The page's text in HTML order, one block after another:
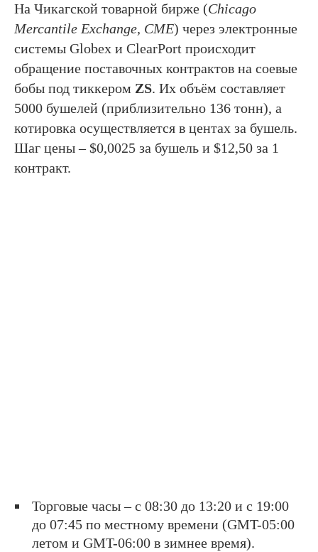
На Чикагской товарной бирже (Chicago
Mercantile Exchange, CME) через электронные
системы Globex и ClearPort происходит
обращение поставочных контрактов на соевые
бобы под тиккером ZS. Их объём составляет
5000 бушелей (приблизительно 136 тонн), а
котировка осуществляется в центах за бушель.
Шаг цены – $0,0025 за бушель и $12,50 за 1
контракт.
Торговые часы – с 08:30 до 13:20 и с 19:00
до 07:45 по местному времени (GMT-05:00
летом и GMT-06:00 в зимнее время).